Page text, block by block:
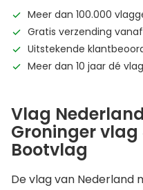
Meer dan 100.000
Gratis verzending
Uitstekende
Meer dan 10 jaar dé
Vlag
Groninger
Bootvlag
De vlag van Nederland